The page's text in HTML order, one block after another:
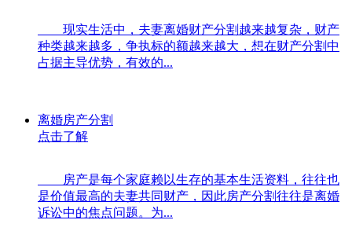
现实生活中，夫妻离婚财产分割越来越复杂，财产
种类越来越多，争执标的额越来越大，想在财产分割中
占据主导优势，有效的...
离婚房产分割
点击了解
房产是每个家庭赖以生存的基本生活资料，往往也
是价值最高的夫妻共同财产，因此房产分割往往是离婚
诉讼中的焦点问题。为...